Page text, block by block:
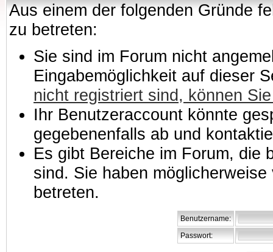
Aus einem der folgenden Gründe
zu betreten:
Sie sind im Forum nicht
Eingabemöglichkeit auf dieser
nicht registriert sind, können
Ihr Benutzeraccount könnte
gegebenenfalls ab und
Es gibt Bereiche im Forum, die
sind. Sie haben
betreten.
Benutzername:
Passwort: